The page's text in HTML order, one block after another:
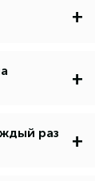
+
+
раз
+